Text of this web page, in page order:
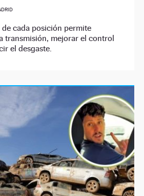
cada posición permite
transmisión, mejorar el control
el desgaste.